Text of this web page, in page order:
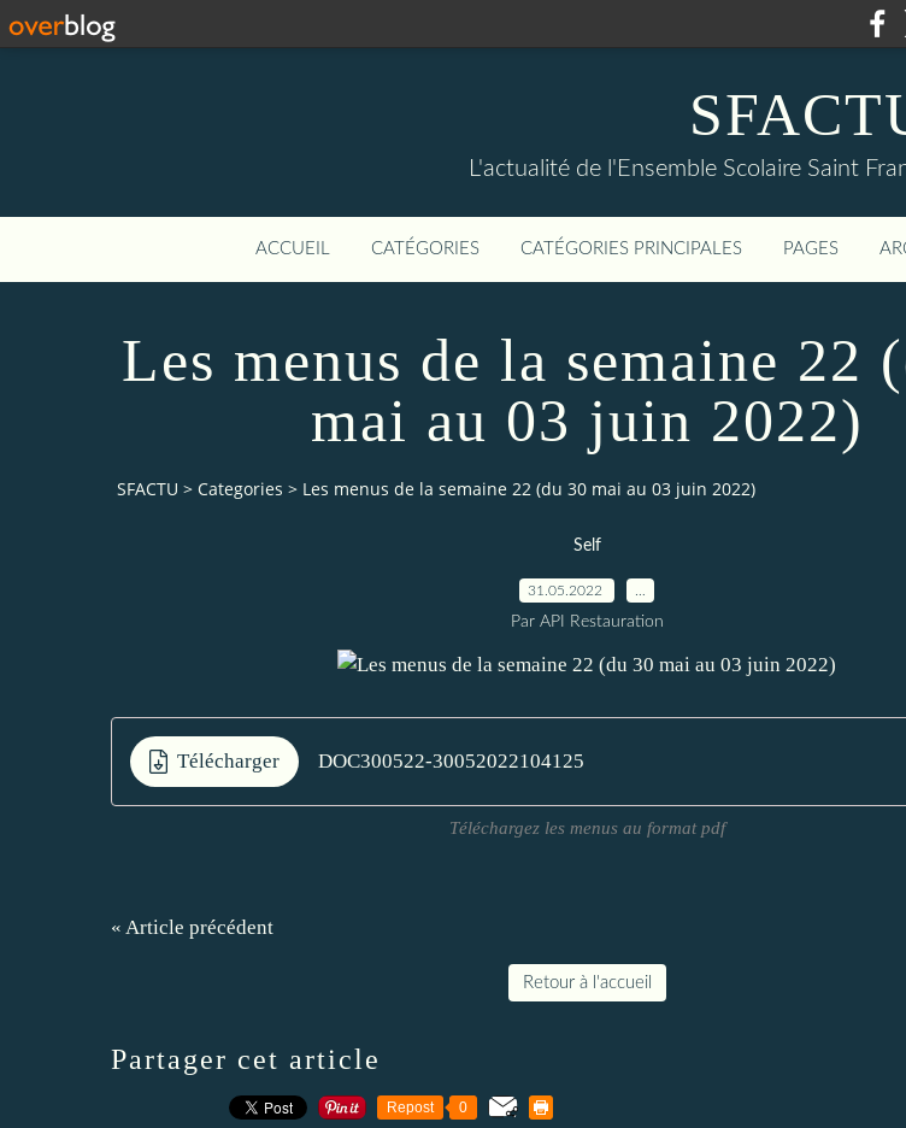
L'actualité de l'Ensemble Scolaire Saint
ACCUEIL CATÉGORIES CATÉGORIES PRINCIPALES PAGES
Les menus de la semaine 22
mai au 03 juin 2022)
SFACTU > Categories > Les menus de la semaine 22 (du 30 mai au 03 juin 2022)
Self
31.05.2022
Par API Restauration
Télécharger DOC300522-30052022104125
Téléchargez les menus au format pdf
« Article précédent
Retour à l'accueil
Partager cet article
Repost 0